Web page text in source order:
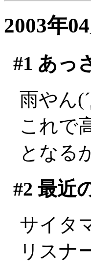
2003年
#1 あっ
雨やん
これで
となる
#2 最近
サイタ
リスナ